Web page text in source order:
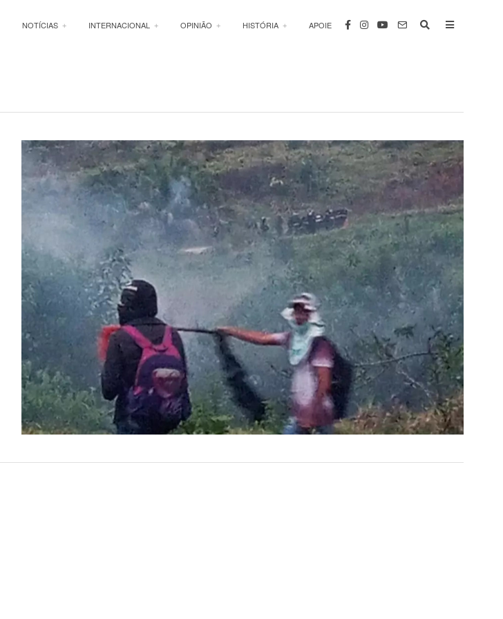
NOTÍCIAS INTERNACIONAL OPINIÃO HISTÓRIA APOIE